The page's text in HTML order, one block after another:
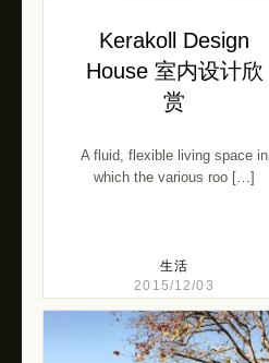
Kerakoll Design
House 室内设计欣
赏
A fluid, flexible living space in
which the various roo […]
生活
2015/12/03